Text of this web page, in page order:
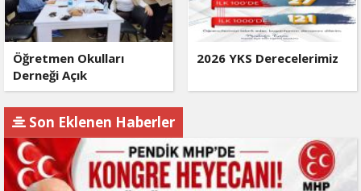
Öğretmen Okulları
Derneği Açık
2026 YKS Derecelerimiz
Son Eklenen Haberler